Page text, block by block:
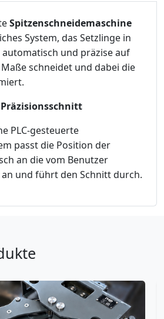
Spitzenschneidemaschine
System, das Setzlinge in
automatisch und präzise auf
schneidet und dabei die
PLC-gesteuerte
passt die Position der
an die vom Benutzer
und führt den Schnitt durch.